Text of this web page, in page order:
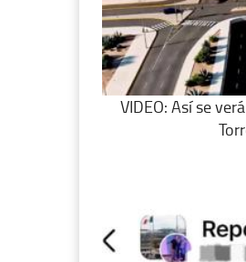
VIDEO: Así se